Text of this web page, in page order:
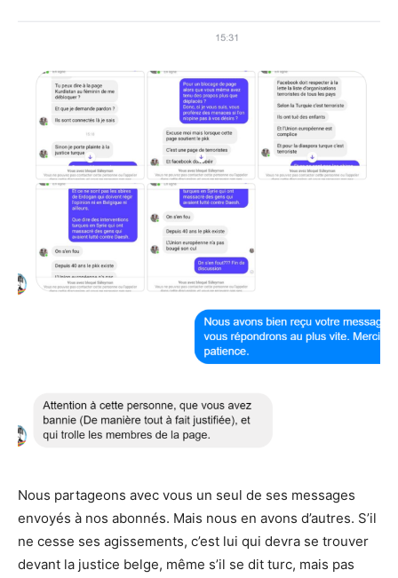
Nous partageons avec vous un seul de ses messages
envoyés à nos abonnés. Mais nous en avons d’autres. S’il
ne cesse ses agissements, c’est lui qui devra se trouver
devant la justice belge, même s’il se dit turc, mais pas